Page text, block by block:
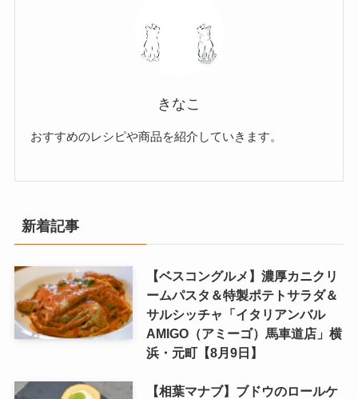
きなこ
おすすめのレシピや商品を紹介していきます。
新着記事
【ベスコングルメ】濃厚カニクリ
ームパスタ＆特製ポテトサラダ＆
サルシッチャ「イタリアンバル
AMIGO（アミーゴ）馬車道店」横
浜・元町【8月9日】
【相葉マナブ】ブドウのロールケ